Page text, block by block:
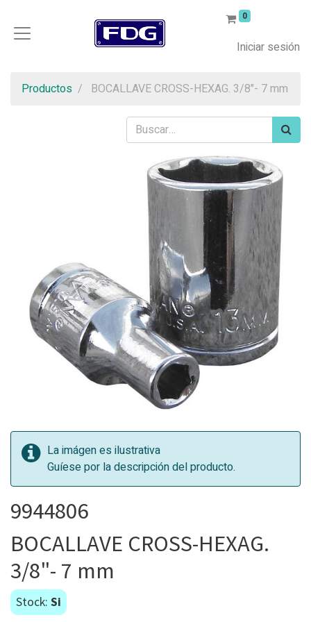
0
Iniciar sesión
Productos BOCALLAVE CROSS-HEXAG. 3/8"- 7 mm
La imágen es ilustrativa
Guíese por la descripción del producto.
9944806
BOCALLAVE CROSS-HEXAG.
3/8"- 7 mm
Stock: Si